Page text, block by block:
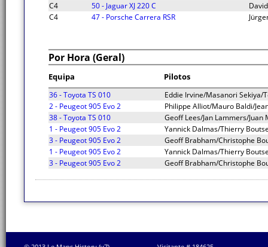
C4
50 - Jaguar XJ 220 C
C4
47 - Porsche Carrera RSR
Por Hora (Geral)
Equipa Pilotos
36 - Toyota TS 010
Eddie Irvine/Masanori Sekiya/
2 - Peugeot 905 Evo 2
Philippe Alliot/Mauro Baldi/
38 - Toyota TS 010
Geoff Lees/Jan Lammers/Juan
1 - Peugeot 905 Evo 2
Yannick Dalmas/Thierry
3 - Peugeot 905 Evo 2
Geoff Brabham/Christophe
1 - Peugeot 905 Evo 2
Yannick Dalmas/Thierry
3 - Peugeot 905 Evo 2
Geoff Brabham/Christophe